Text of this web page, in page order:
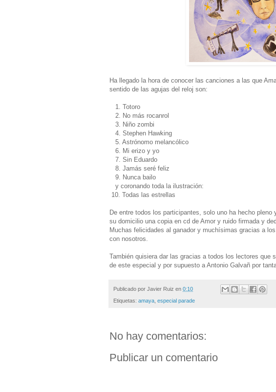
Ha llegado la hora de conocer las canciones a las que
sentido de las agujas del reloj son:
1. Totoro
2. No más rocanrol
3. Niño zombi
4. Stephen Hawking
5. Astrónomo melancólico
6. Mi erizo y yo
7. Sin Eduardo
8. Jamás seré feliz
9. Nunca bailo
y coronando toda la ilustración:
10. Todas las estrellas
De entre todos los participantes, solo uno ha hecho pleno
su domicilio una copia en cd de Amor y ruido firmada y
Muchas felicidades al ganador y muchísimas gracias a
con nosotros.
También quisiera dar las gracias a todos los lectores que
de este especial y por supuesto a Antonio Galvañ por
Publicado por Javier Ruiz en 0:10
Etiquetas: amaya especial parade
No hay comentarios:
Publicar un comentario